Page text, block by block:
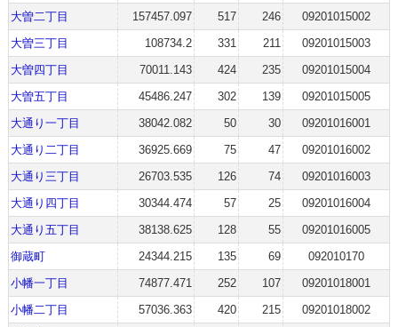
大曽二丁目
157457.097 517 246
09201015002
大曽三丁目
108734.2 331 211
09201015003
大曽四丁目
70011.143 424 235
09201015004
大曽五丁目
45486.247 302 139
09201015005
大通り一丁目
38042.082 50 30
09201016001
大通り二丁目
36925.669 75 47
09201016002
大通り三丁目
26703.535 126 74
09201016003
大通り四丁目
30344.474 57 25
09201016004
大通り五丁目
38138.625 128 55
09201016005
御蔵町
24344.215 135 69
092010170
小幡一丁目
74877.471 252 107
09201018001
小幡二丁目
57036.363 420 215
09201018002